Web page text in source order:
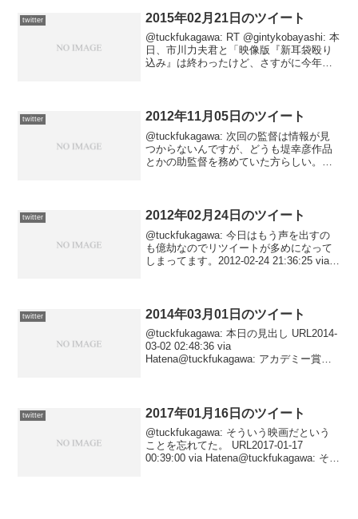
twitter 2015年02月21日のツイート
@tuckfukagawa: RT @gintykobayashi: 本
日、市川力夫君と「映像版『新耳袋殴り
込み』は終わったけど、さすがに今年は
twitter 2012年11月05日のツイート
@tuckfukagawa: 次回の監督は情報が見
つからないんですが、どうも堤幸彦作品
とかの助監督を務めていた方らしい。作
twitter 2012年02月24日のツイート
@tuckfukagawa: 今日はもう声を出すの
も億劫なのでリツイートが多めになって
しまってます。2012-02-24 21:36:25 via
twitter 2014年03月01日のツイート
@tuckfukagawa: 本日の見出し URL2014-
03-02 02:48:36 via
Hatena@tuckfukagawa: アカデミー賞発
twitter 2017年01月16日のツイート
@tuckfukagawa: そういう映画だという
ことを忘れてた。 URL2017-01-17
00:39:00 via Hatena@tuckfukagawa: そう